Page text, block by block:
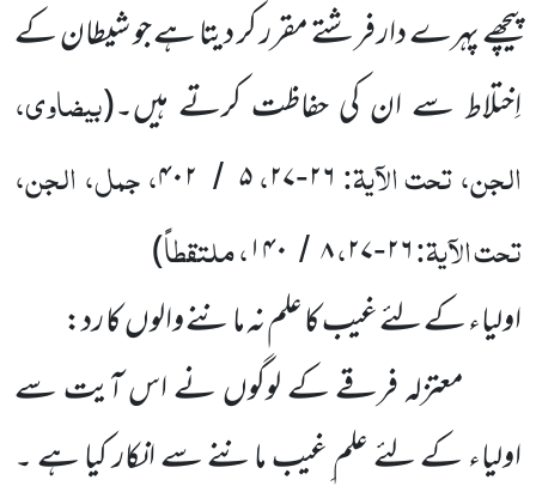
پیچھے پہرے دار فرشتے مقرر کر دیتا ہے جو شیطان کے
اِختلاط سے ان کی حفاظت کرتے ہیں۔(بیضاوی،
الجن، تحت الآیۃ:۲۶-۲۷،۵ / ۴۰۲، جمل، الجن،
تحت الآیۃ:۲۶-۲۷،۸ / ۱۴۰، ملتقطاً)
اولیاء کے لئے غیب کا علم نہ ماننے والوں کا رد:
معتزلہ فرقے کے لوگوں نے اس آیت سے
اولیاء کے لئے علم ِغیب ماننے سے انکار کیا ہے ۔